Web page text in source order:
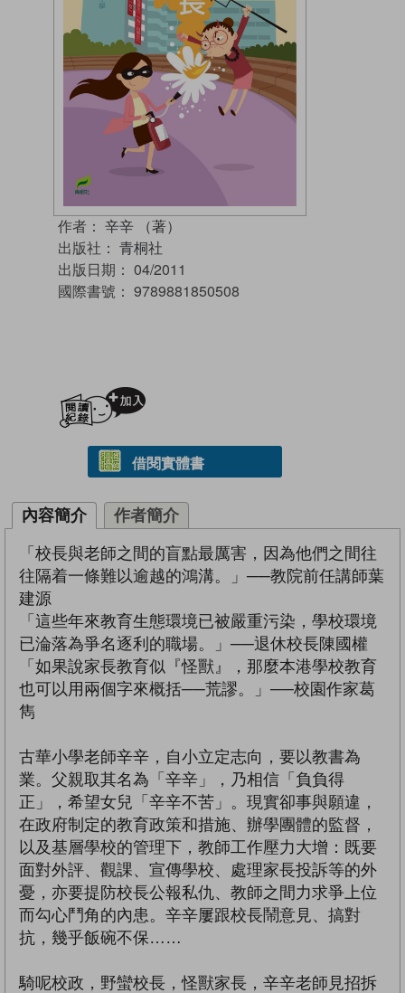
作者： 辛辛 （著）
出版社： 青桐社
出版日期： 04/2011
國際書號： 9789881850508
借閱實體書
內容簡介 作者簡介
「校長與老師之間的盲點最厲害，因為他們之間往
往隔着一條難以逾越的鴻溝。」──教院前任講師葉
建源
「這些年來教育生態環境已被嚴重污染，學校環境
已淪落為爭名逐利的職場。」──退休校長陳國權
「如果說家長教育似『怪獸』，那麼本港學校教育
也可以用兩個字來概括──荒謬。」──校園作家葛
雋
古華小學老師辛辛，自小立定志向，要以教書為
業。父親取其名為「辛辛」，乃相信「負負得
正」，希望女兒「辛辛不苦」。現實卻事與願違，
在政府制定的教育政策和措施、辦學團體的監督，
以及基層學校的管理下，教師工作壓力大增：既要
面對外評、觀課、宣傳學校、處理家長投訴等的外
憂，亦要提防校長公報私仇、教師之間力求爭上位
而勾心鬥角的內患。辛辛屢跟校長鬧意見、搞對
抗，幾乎飯碗不保……
騎呢校政，野蠻校長，怪獸家長，辛辛老師見招拆